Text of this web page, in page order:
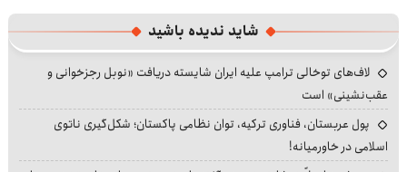
شاید ندیده باشید
لاف‌های توخالی ترامپ علیه ایران شایسته دریافت «نوبل رجزخوانی و
عقب‌نشینی» است
پول عربستان، فناوری ترکیه، توان نظامی پاکستان؛ شکل‌گیری ناتوی
اسلامی در خاورمیانه!